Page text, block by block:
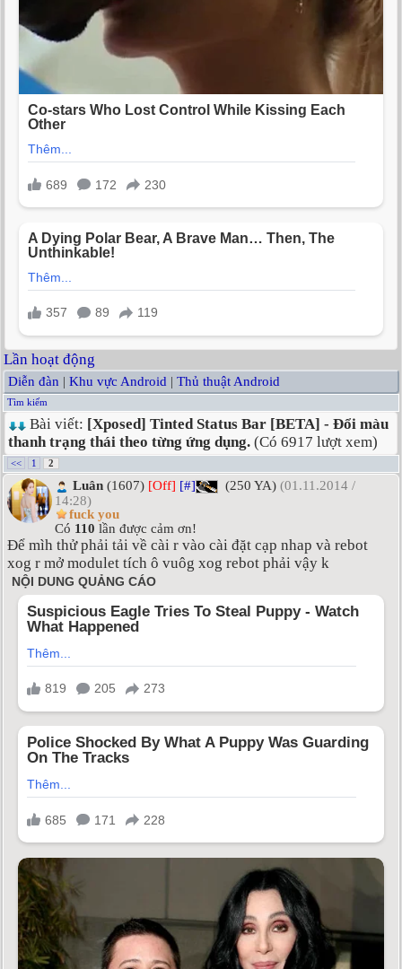
Lần hoạt động
Diễn đàn | Khu vực Android | Thủ thuật Android
Tìm kiếm
Bài viết: [Xposed] Tinted Status Bar [BETA] - Đổi màu
thanh trạng thái theo từng ứng dụng. (Có 6917 lượt xem)
<< 1 2
Luân (1607) [Off] [#] (250 YA) (01.11.2014 /
14:28)
fuck you
Có 110 lần được cảm ơn!
Để mìh thử phải tải về cài r vào cài đặt cạp nhap và rebot
xog r mở modulet tích ô vuôg xog rebot phải vậy k